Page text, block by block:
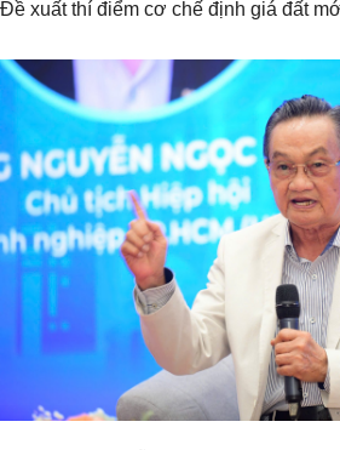
Đề xuất thí điểm cơ chế định giá đất